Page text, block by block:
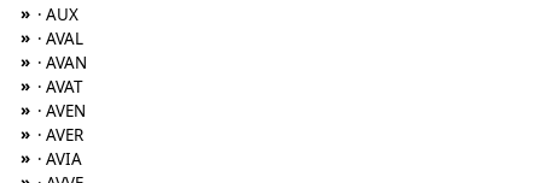
» · AUX
» · AVAL
» · AVAN
» · AVAT
» · AVEN
» · AVER
» · AVIA